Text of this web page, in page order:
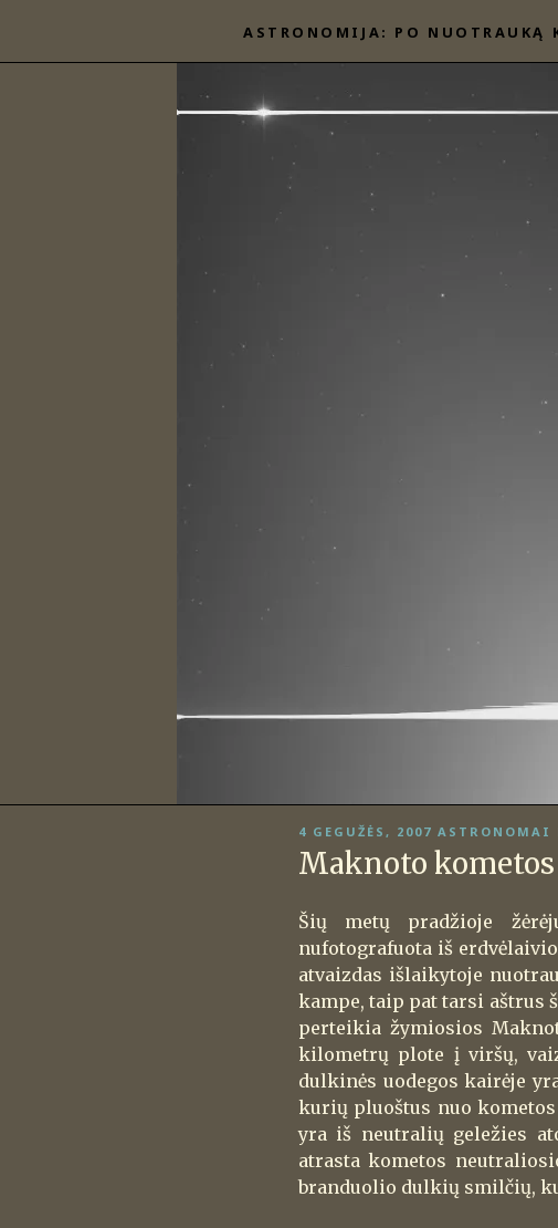
turinio
ASTRONOMIJA: PO NUOTRAUKĄ
PASKELBTA
4 GEGUŽĖS, 2007 ASTRONOMAI
Maknoto
Šių metų pradžioje
nufotografuota iš erdvėlaivio
atvaizdas išlaikytoje
kampe, taip pat tarsi aštrus
perteikia žymiosios
kilometrų plote į viršų,
dulkinės uodegos kairėje
kurių pluoštus nuo kometos
yra iš neutralių geležies
atrasta kometos
branduolio dulkių smilčių,